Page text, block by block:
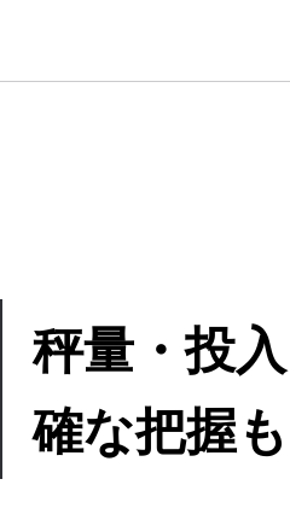
秤量・投
確な把握